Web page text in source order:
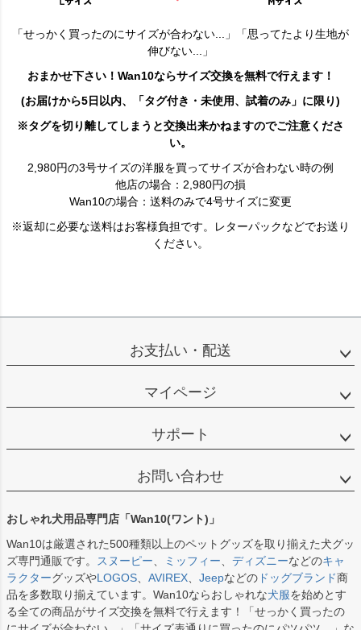
「せっかく買ったのにサイズが合わない...」「思ってたより生地が
伸びない...」
おまかせ下さい！Wan10ならサイズ交換を無料で行えます！
(お届けから5日以内、「タグ付き・未使用、試着のみ」に限り)
※タグを切り離してしまうと交換出来かねますのでご注意くださ
い。
2,980円の3号サイズの洋服を買ってサイズが合わない時の例
他店の場合：2,980円の損
Wan10の場合：送料のみで4号サイズに変更
※返却に必要な送料はお客様負担です。レターパックなどでお送り
ください。
お支払い・配送
マイページ
サポート
お問い合わせ
おしゃれ犬用品専門店「Wan10(ワント)」
Wan10は厳選された500種類以上のペットグッズを取り揃えた犬グッ
ズ専門通販です。
スヌーピー ミッフィー ディズニーなどのキャ
ラクターグッズやLOGOS AVIREX Jeepなどの ドッグブランド商
品を多数取り揃えています。Wan10ならおしゃれな犬服を始めとす
る全ての商品がサイズ交換を無料で行えます！「せっかく買ったの